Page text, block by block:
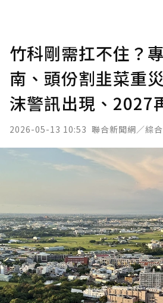
竹科剛需扛不住？
南、頭份割韭菜重
沫警訊出現、2027
2026-05-13 10:53 聯合新聞網／綜